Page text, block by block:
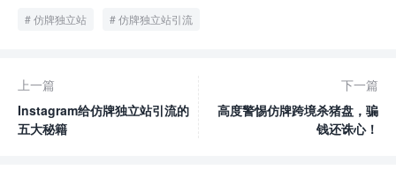
仿牌独立站 仿牌独立站引流
上一篇
Instagram给仿牌独立站引流的
五大秘籍
下一篇
高度警惕仿牌跨境杀猪盘，骗
钱还诛心！